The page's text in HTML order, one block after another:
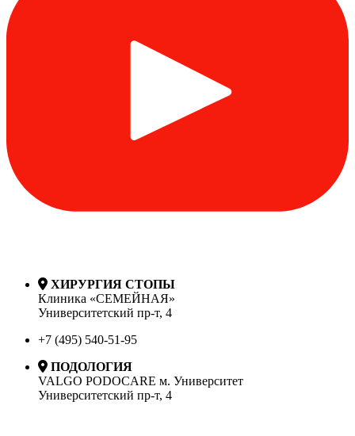
ХИРУРГИЯ СТОПЫ
Клиника «СЕМЕЙНАЯ»
Университетский пр-т, 4
+7 (495) 540-51-95
ПОДОЛОГИЯ
VALGO PODOCARE м. Университет
Университетский пр-т, 4